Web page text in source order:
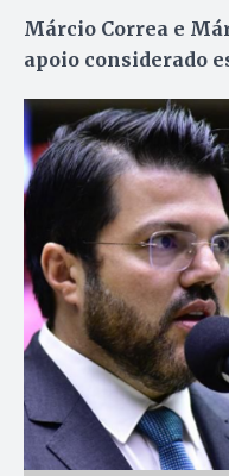
Márcio Correa e
apoio considerado